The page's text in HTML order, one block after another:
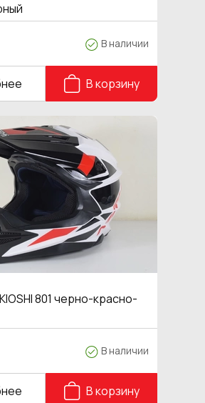
В наличии
В корзину
801 черно-красно-
В наличии
В корзину